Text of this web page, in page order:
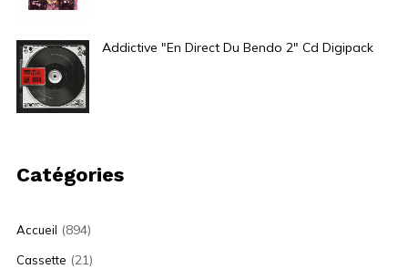
Addictive "En Direct Du Bendo 2" Cd Digipack
Catégories
Accueil (894)
Cassette (21)